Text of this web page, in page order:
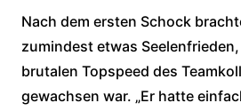
Nach dem ersten Schock
zumindest etwas
brutalen Topspeed des
gewachsen war. „Er hatte